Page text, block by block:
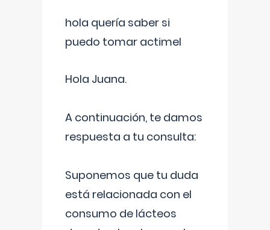
hola quería saber si
puedo tomar actimel
Hola Juana.
A continuación, te damos
respuesta a tu consulta:
Suponemos que tu duda
está relacionada con el
consumo de lácteos